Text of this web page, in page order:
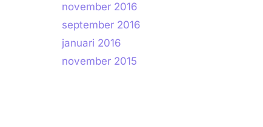
november 2016
september 2016
januari 2016
november 2015